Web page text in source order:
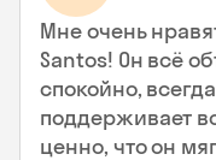
Мне очень
Santos! Он всё
спокойно,
поддерживает
ценно, что он